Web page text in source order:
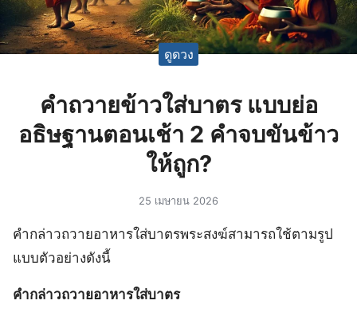
ดูดวง
คําถวายข้าวใส่บาตร แบบย่อ
อธิษฐานตอนเช้า 2 คำจบขันข้าว
ให้ถูก?
25 เมษายน 2026
คำกล่าวถวายอาหารใส่บาตรพระสงฆ์สามารถใช้ตามรูป
แบบตัวอย่างดังนี้
คำกล่าวถวายอาหารใส่บาตร